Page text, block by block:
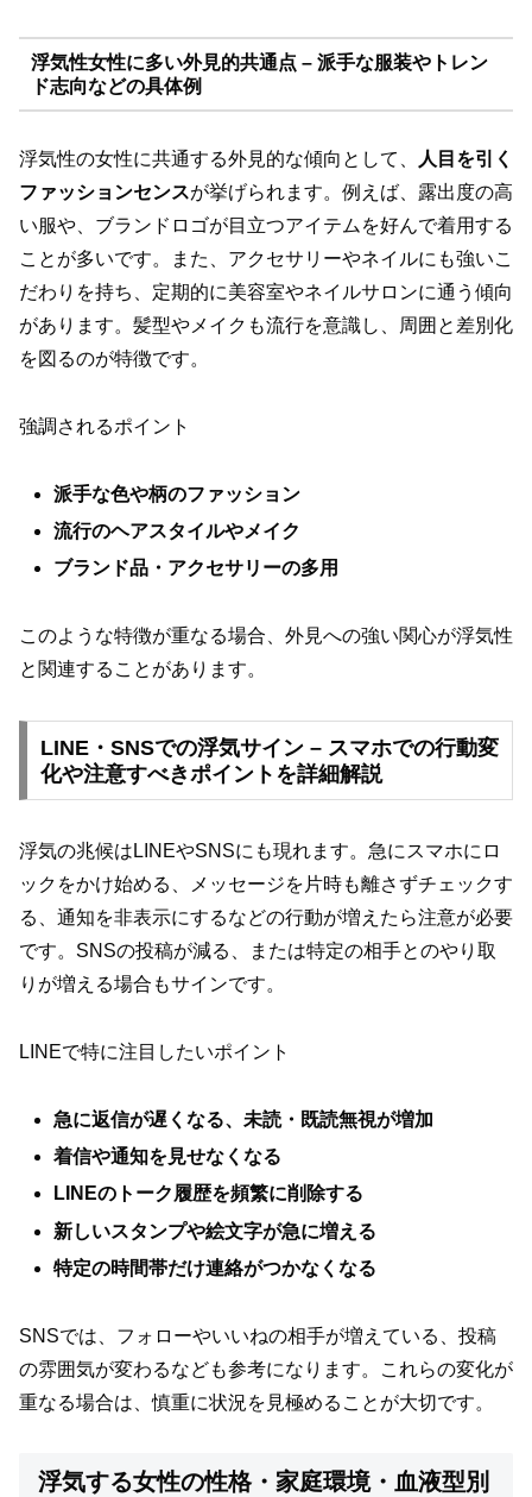
浮気性女性に多い外見的共通点 – 派手な服装やトレン
ド志向などの具体例
浮気性の女性に共通する外見的な傾向として、
人目を引く
ファッションセンスが挙げられます。例えば、露出度の高
い服や、ブランドロゴが目立つアイテムを好んで着用する
ことが多いです。また、アクセサリーやネイルにも強いこ
だわりを持ち、定期的に美容室やネイルサロンに通う傾向
があります。髪型やメイクも流行を意識し、周囲と差別化
を図るのが特徴です。
強調されるポイント
派手な色や柄のファッション
流行のヘアスタイルやメイク
ブランド品・アクセサリーの多用
このような特徴が重なる場合、外見への強い関心が浮気性
と関連することがあります。
LINE・SNSでの浮気サイン – スマホでの行動変
化や注意すべきポイントを詳細解説
浮気の兆候はLINEやSNSにも現れます。急にスマホにロ
ックをかけ始める、メッセージを片時も離さずチェックす
る、通知を非表示にするなどの行動が増えたら注意が必要
です。SNSの投稿が減る、または特定の相手とのやり取
りが増える場合もサインです。
LINEで特に注目したいポイント
急に返信が遅くなる、未読・既読無視が増加
着信や通知を見せなくなる
LINEのトーク履歴を頻繁に削除する
新しいスタンプや絵文字が急に増える
特定の時間帯だけ連絡がつかなくなる
SNSでは、フォローやいいねの相手が増えている、投稿
の雰囲気が変わるなども参考になります。これらの変化が
重なる場合は、慎重に状況を見極めることが大切です。
浮気する女性の性格・家庭環境・血液型別